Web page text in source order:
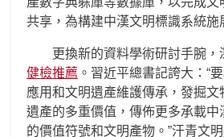
共享，為構建中漢文明標識系統施
更換新的資料學術研討手腕，
健檢推薦 。習近平總書記誇大：“
應用和文明遺產維護傳承，發掘文
遺產的多重價值，傳佈更多承載中
的價值符號和文明產物。”汗青文